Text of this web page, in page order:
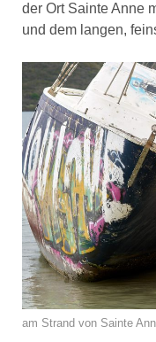
der Ort Sainte Anne
und dem langen,
am Strand von Sainte